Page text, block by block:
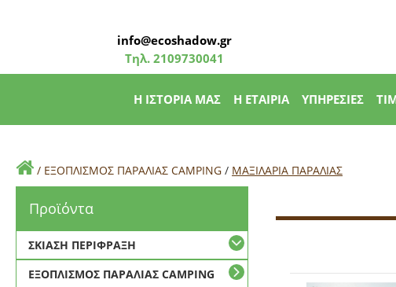
info@ecoshadow.gr
Τηλ.2109730041
Η ΙΣΤΟΡΙΑ ΜΑΣ Η ΕΤΑΙΡΙΑ ΥΠΗΡΕΣΙΕΣ
/ ΕΞΟΠΛΙΣΜΟΣ ΠΑΡΑΛΙΑΣ CAMPING / ΜΑΞΙΛΑΡΙΑ ΠΑΡΑΛΙΑΣ
Προϊόντα
ΣΚΙΑΣΗ ΠΕΡΙΦΡΑΞΗ
ΕΞΟΠΛΙΣΜΟΣ ΠΑΡΑΛΙΑΣ CAMPING